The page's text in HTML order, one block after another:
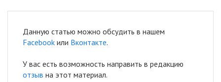
Данную статью можно обсудить в нашем
Facebook или Вконтакте.
У вас есть возможность направить в редакцию
отзыв на этот материал.